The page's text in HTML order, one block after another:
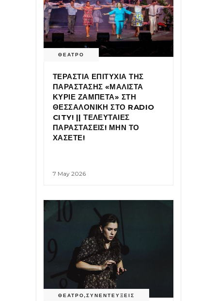
ΘΕΑΤΡΟ
ΤΕΡΑΣΤΙΑ ΕΠΙΤΥΧΙΑ ΤΗΣ
ΠΑΡΑΣΤΑΣΗΣ «ΜΑΛΙΣΤΑ
ΚΥΡΙΕ ΖΑΜΠΕΤΑ» ΣΤΗ
ΘΕΣΣΑΛΟΝΙΚΗ ΣΤΟ RADIO
CITY! || ΤΕΛΕΥΤΑΙΕΣ
ΠΑΡΑΣΤΑΣΕΙΣ! ΜΗΝ ΤΟ
ΧΑΣΕΤΕ!
7 May 2026
ΘΕΑΤΡΟ,ΣΥΝΕΝΤΕΥΞΕΙΣ